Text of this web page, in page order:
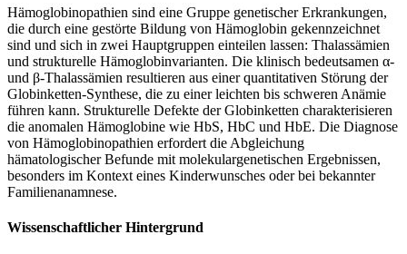
Hämoglobinopathien sind eine Gruppe genetischer Erkrankungen,
die durch eine gestörte Bildung von Hämoglobin gekennzeichnet
sind und sich in zwei Hauptgruppen einteilen lassen: Thalassämien
und strukturelle Hämoglobinvarianten. Die klinisch bedeutsamen α-
und β-Thalassämien resultieren aus einer quantitativen Störung der
Globinketten-Synthese, die zu einer leichten bis schweren Anämie
führen kann. Strukturelle Defekte der Globinketten charakterisieren
die anomalen Hämoglobine wie HbS, HbC und HbE. Die Diagnose
von Hämoglobinopathien erfordert die Abgleichung
hämatologischer Befunde mit molekulargenetischen Ergebnissen,
besonders im Kontext eines Kinderwunsches oder bei bekannter
Familienanamnese.
Wissenschaftlicher Hintergrund